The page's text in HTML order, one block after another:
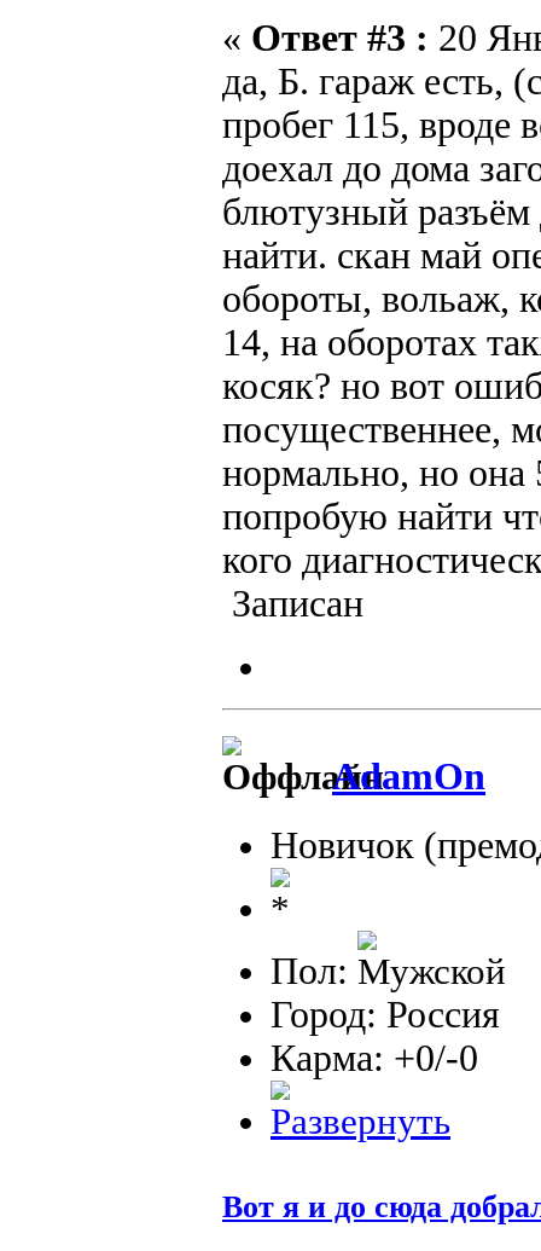
« Ответ #3 : 20
да, Б. гараж есть,
пробег 115, вроде
доехал до дома
блютузный разъём
найти. скан май
обороты, вольаж,
14, на оборотах
косяк? но вот
посущественнее,
нормально, но она
попробую найти
кого
Записан
AdamOn
Новичок
Пол:
Город: Россия
Карма: +0/-0
Вот я и до сюда